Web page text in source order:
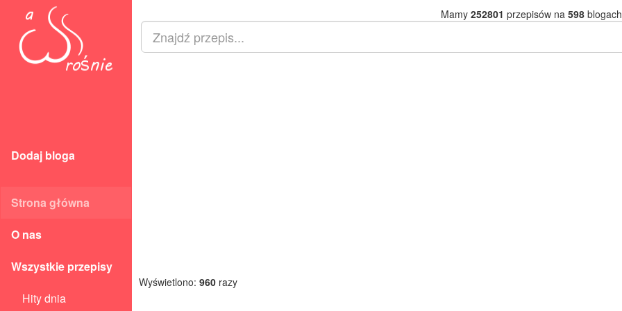
Dodaj bloga
Strona główna
O nas
Wszystkie przepisy
Hity dnia
Mamy 252801 przepisów na 598
Wyświetlono: 960 razy